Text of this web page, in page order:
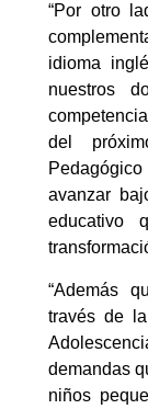
“Por otro
idioma
nuestros
del
avanzar
educativo
“Además
través de
demandas
niños